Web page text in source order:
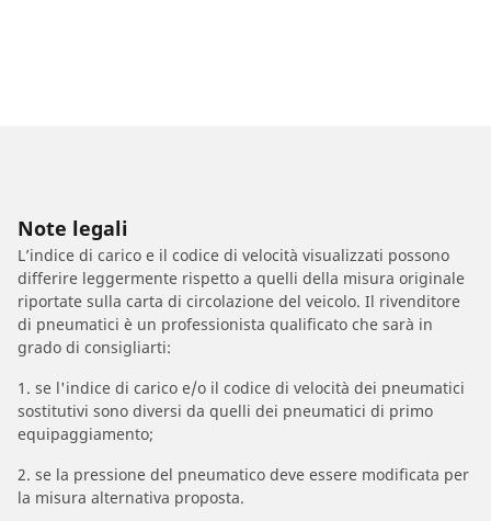
Note legali
L’indice di carico e il codice di velocità visualizzati possono
differire leggermente rispetto a quelli della misura originale
riportate sulla carta di circolazione del veicolo. Il rivenditore
di pneumatici è un professionista qualificato che sarà in
grado di consigliarti:
1. se l'indice di carico e/o il codice di velocità dei pneumatici
sostitutivi sono diversi da quelli dei pneumatici di primo
equipaggiamento;
2. se la pressione del pneumatico deve essere modificata per
la misura alternativa proposta.